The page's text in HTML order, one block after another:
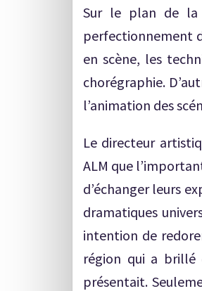
Sur le plan de la
perfectionnement
en scène, les
chorégraphie.
l’animation des
Le directeur
ALM que
d’échanger leurs
dramatiques
intention de
région qui a brillé
présentait.